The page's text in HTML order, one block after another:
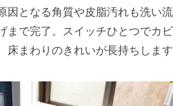
因となる角質や皮脂汚れも洗い流
まで完了。スイッチひとつでカ
床まわりのきれいが長持ちしま